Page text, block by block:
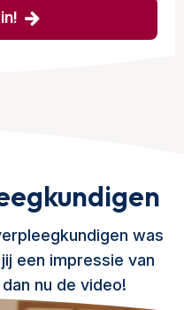
was
een impressie van
nu de video!